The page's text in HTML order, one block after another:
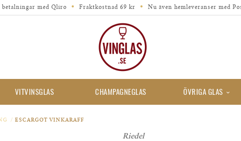
betalningar med Qliro Fraktkostnad 69 kr Nu även hemleveranser med
VITVINSGLAS CHAMPAGNEGLAS ÖVRIGA GLAS
/ ESCARGOT VINKARAFF
Riedel